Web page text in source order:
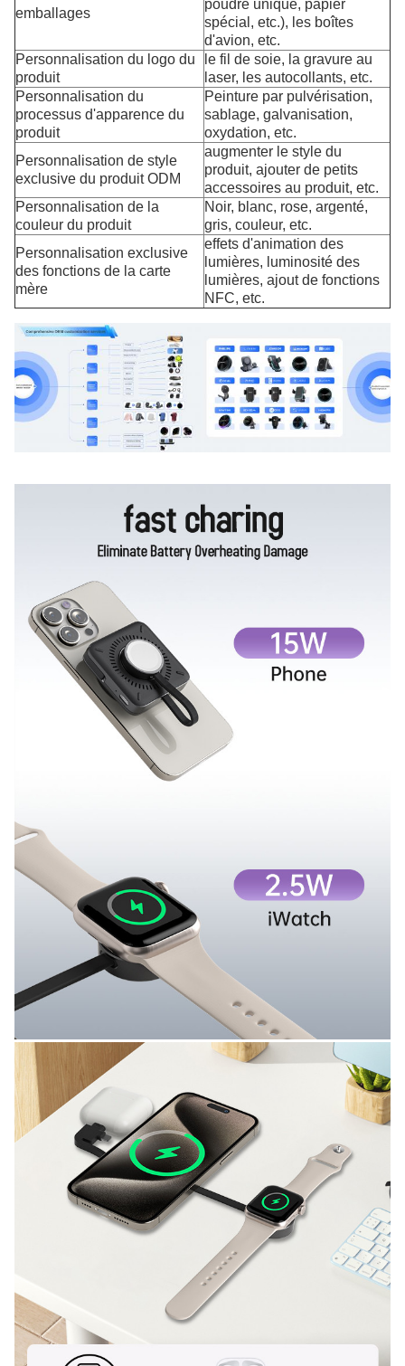
emballages
poudre unique, papier
spécial, etc.), les boîtes
d'avion, etc.
Personnalisation du logo du
produit
le fil de soie, la gravure au
laser, les autocollants, etc.
Personnalisation du
processus d'apparence du
produit
Peinture par pulvérisation,
sablage, galvanisation,
oxydation, etc.
Personnalisation de style
exclusive du produit ODM
augmenter le style du
produit, ajouter de petits
accessoires au produit, etc.
Personnalisation de la
couleur du produit
Noir, blanc, rose, argenté,
gris, couleur, etc.
Personnalisation exclusive
des fonctions de la carte
mère
effets d'animation des
lumières, luminosité des
lumières, ajout de fonctions
NFC, etc.